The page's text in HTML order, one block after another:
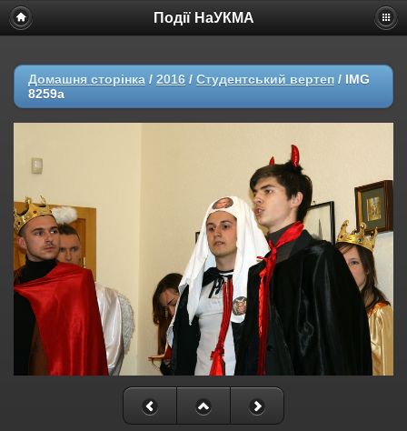
Події НаУКМА
Домашня сторінка / 2016 / Студентський вертеп / IMG
8259a